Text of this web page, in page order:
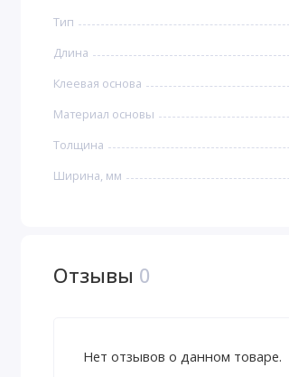
Тип
Длина
Клеевая основа
Материал основы
Толщина
Ширина, мм
Отзывы 0
Нет отзывов о данном товаре.